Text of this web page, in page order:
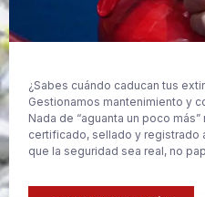
¿Sabes cuándo caducan tus
Gestionamos mantenimiento y
Nada de “aguanta un poco
certificado, sellado y registrado
que la seguridad sea real, no